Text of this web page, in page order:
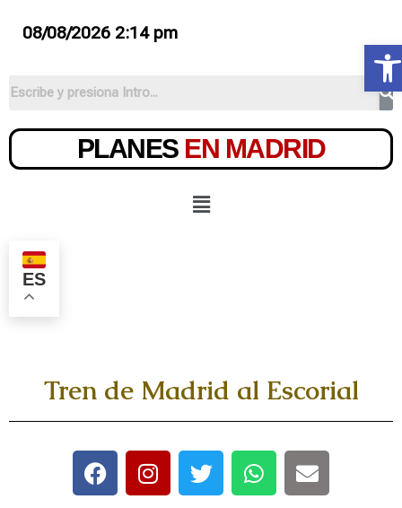
08/08/2026 2:14 pm
PLANES EN MADRID
ES
Tren de Madrid al Escorial